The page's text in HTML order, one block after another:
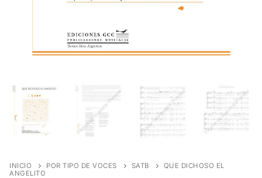
INICIO POR TIPO DE VOCES SATB
QUE DICHOSO EL
ANGELITO